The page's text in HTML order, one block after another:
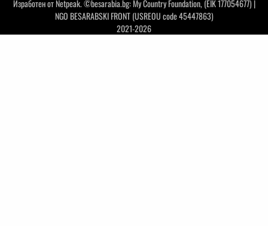
Изработен отNetpeak. ©besarabia.bg: My Country Foundation, (EIK 177054677) |
NGO BESARABSKI FRONT (USREOU code 45447863)
2021-2026